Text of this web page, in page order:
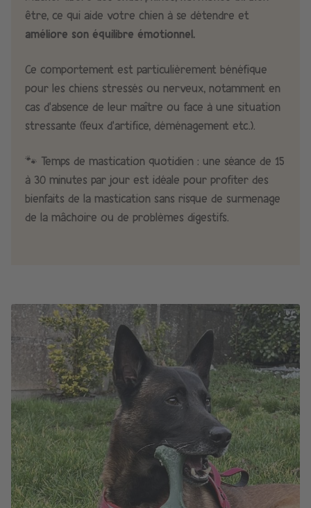
être, ce qui aide votre chien à se détendre et
améliore son équilibre émotionnel.
Ce comportement est particulièrement bénéfique
pour les chiens stressés ou nerveux, notamment en
cas d’absence de leur maître ou face à une situation
stressante (feux d’artifice, déménagement etc.).
🐾 Temps de mastication quotidien : une séance de 15
à 30 minutes par jour est idéale pour profiter des
bienfaits de la mastication sans risque de surmenage
de la mâchoire ou de problèmes digestifs.